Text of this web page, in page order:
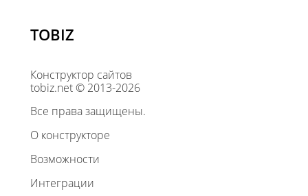
TOBIZ
Конструктор сайтов
tobiz.net © 2013-2026
Все права защищены.
О конструкторе
Возможности
Интеграции